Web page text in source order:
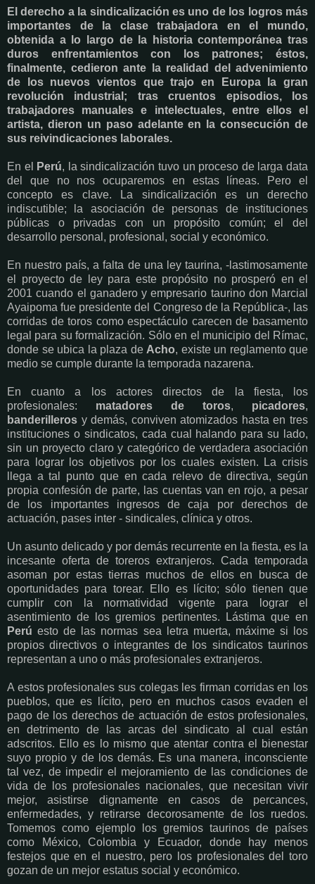
El derecho a la sindicalización es uno de los logros más
importantes de la clase trabajadora en el mundo,
obtenida a lo largo de la historia contemporánea tras
duros enfrentamientos con los patrones; éstos,
finalmente, cedieron ante la realidad del advenimiento
de los nuevos vientos que trajo en Europa la gran
revolución industrial; tras cruentos episodios, los
trabajadores manuales e intelectuales, entre ellos el
artista, dieron un paso adelante en la consecución de
sus reivindicaciones laborales.
En el Perú, la sindicalización tuvo un proceso de larga data
del que no nos ocuparemos en estas líneas. Pero el
concepto es clave. La sindicalización es un derecho
indiscutible; la asociación de personas de instituciones
públicas o privadas con un propósito común; el del
desarrollo personal, profesional, social y económico.
En nuestro país, a falta de una ley taurina, -lastimosamente
el proyecto de ley para este propósito no prosperó en el
2001 cuando el ganadero y empresario taurino don Marcial
Ayaipoma fue presidente del Congreso de la República-, las
corridas de toros como espectáculo carecen de basamento
legal para su formalización. Sólo en el municipio del Rímac,
donde se ubica la plaza de Acho, existe un reglamento que
medio se cumple durante la temporada nazarena.
En cuanto a los actores directos de la fiesta, los
profesionales: matadores de toros, picadores,
banderilleros y demás, conviven atomizados hasta en tres
instituciones o sindicatos, cada cual halando para su lado,
sin un proyecto claro y categórico de verdadera asociación
para lograr los objetivos por los cuales existen. La crisis
llega a tal punto que en cada relevo de directiva, según
propia confesión de parte, las cuentas van en rojo, a pesar
de los importantes ingresos de caja por derechos de
actuación, pases inter - sindicales, clínica y otros.
Un asunto delicado y por demás recurrente en la fiesta, es la
incesante oferta de toreros extranjeros. Cada temporada
asoman por estas tierras muchos de ellos en busca de
oportunidades para torear. Ello es lícito; sólo tienen que
cumplir con la normatividad vigente para lograr el
asentimiento de los gremios pertinentes. Lástima que en
Perúesto de las normas sea letra muerta, máxime si los
propios directivos o integrantes de los sindicatos taurinos
representan a uno o más profesionales extranjeros.
A estos profesionales sus colegas les firman corridas en los
pueblos, que es lícito, pero en muchos casos evaden el
pago de los derechos de actuación de estos profesionales,
en detrimento de las arcas del sindicato al cual están
adscritos. Ello es lo mismo que atentar contra el bienestar
suyo propio y de los demás. Es una manera, inconsciente
tal vez, de impedir el mejoramiento de las condiciones de
vida de los profesionales nacionales, que necesitan vivir
mejor, asistirse dignamente en casos de percances,
enfermedades, y retirarse decorosamente de los ruedos.
Tomemos como ejemplo los gremios taurinos de países
como México, Colombia y Ecuador, donde hay menos
festejos que en el nuestro, pero los profesionales del toro
gozan de un mejor estatus social y económico.